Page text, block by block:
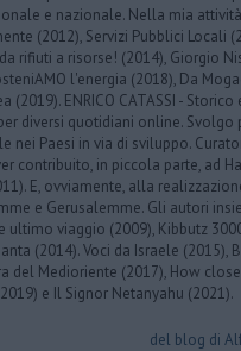
e nazionale. Nella mia
(2012), Servizi Pubblici Locali
rifiuti a risorse! (2014), Giorgio
l'energia (2018), Da
(2019). ENRICO CATASSI -
diversi quotidiani online. Svolgo
nei Paesi in via di sviluppo.
contribuito, in piccola parte, ad
E, ovviamente, alla
e Gerusalemme. Gli autori
ultimo viaggio (2009), Kibbutz
(2014). Voci da Israele (2015),
del Medioriente (2017), How
e Il Signor Netanyahu (2021).
del blog di